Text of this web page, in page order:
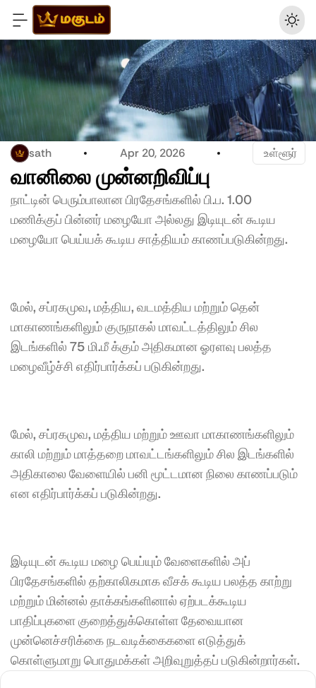
sath Apr 20, 2026 உள்ளூர்
வானிலை முன்னறிவிப்பு
நாட்டின் பெரும்பாலான பிரதேசங்களில் பி.ப. 1.00
மணிக்குப் பின்னர் மழையோ அல்லது இடியுடன் கூடிய
மழையோ பெய்யக் கூடிய சாத்தியம் காணப்படுகின்றது.
மேல், சப்ரகமுவ, மத்திய, வடமத்திய மற்றும் தென்
மாகாணங்களிலும் குருநாகல் மாவட்டத்திலும் சில
இடங்களில் 75 மி.மீ க்கும் அதிகமான ஓரளவு பலத்த
மழைவீழ்ச்சி எதிர்பார்க்கப் படுகின்றது.
மேல், சப்ரகமுவ, மத்திய மற்றும் ஊவா மாகாணங்களிலும்
காலி மற்றும் மாத்தறை மாவட்டங்களிலும் சில இடங்களில்
அதிகாலை வேளையில் பனி மூட்டமான நிலை காணப்படும்
என எதிர்பார்க்கப் படுகின்றது.
இடியுடன் கூடிய மழை பெய்யும் வேளைகளில் அப்
பிரதேசங்களில் தற்காலிகமாக வீசக் கூடிய பலத்த காற்று
மற்றும் மின்னல் தாக்கங்களினால் ஏற்படக்கூடிய
பாதிப்புகளை குறைத்துக்கொள்ள தேவையான
முன்னெச்சரிக்கை நடவடிக்கைகளை எடுத்துக்
கொள்ளுமாறு பொதுமக்கள் அறிவுறுத்தப் படுகின்றார்கள்.